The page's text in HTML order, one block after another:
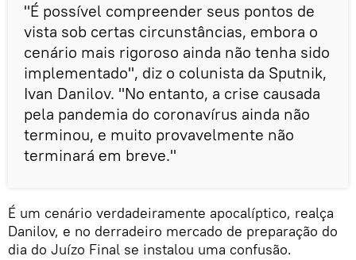
"É possível compreender seus pontos de
vista sob certas circunstâncias, embora o
cenário mais rigoroso ainda não tenha sido
implementado", diz o colunista da Sputnik,
Ivan Danilov. "No entanto, a crise causada
pela pandemia do coronavírus ainda não
terminou, e muito provavelmente não
terminará em breve."
É um cenário verdadeiramente apocalíptico, realça
Danilov, e no derradeiro mercado de preparação do
dia do Juízo Final se instalou uma confusão.